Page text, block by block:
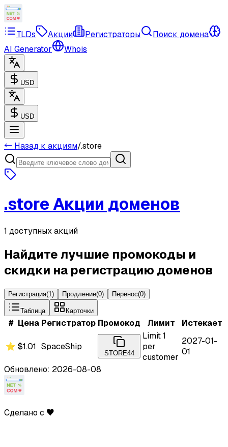
TLDs Акции Регистраторы
Поиск домена
AI Generator
Whois
USD
USD
← Назад к акциям/.store
.storeАкции доменов
1 доступных акций
Найдите лучшие промокоды и
скидки на регистрацию доменов
Регистрация(1) Продление(0) Перенос(0)
Таблица Карточки
# Цена Регистратор Промокод Лимит Истекает
⭐ $1.01 SpaceShip
STORE44
Limit 1
per
customer
2027-01-
01
Обновлено: 2026-08-08
Сделано с ♥